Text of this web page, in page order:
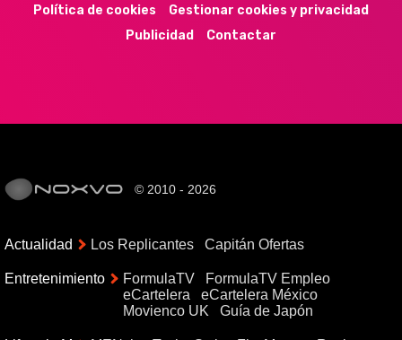
Política de cookies
Gestionar cookies y privacidad
Publicidad
Contactar
© 2010 - 2026
Actualidad Los Replicantes Capitán Ofertas
Entretenimiento FormulaTV
FormulaTV Empleo
eCartelera
eCartelera México
Movienco UK
Guía de Japón